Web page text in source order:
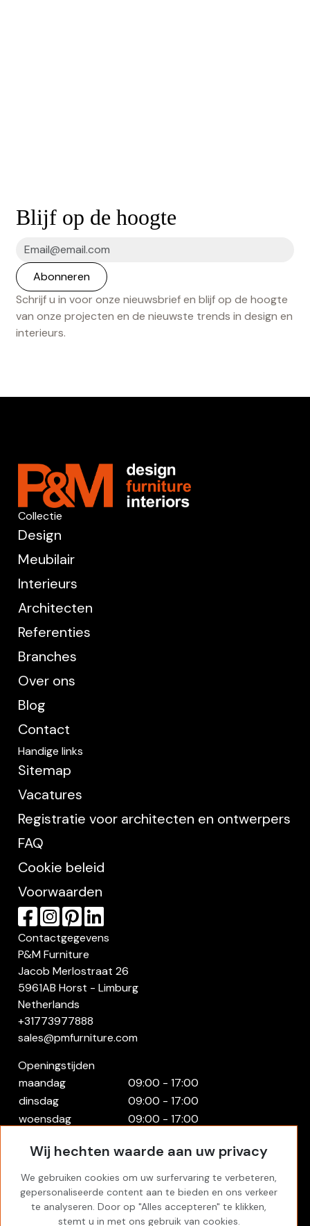
Blijf op de hoogte
Schrijf u in voor onze nieuwsbrief en blijf op de hoogte
van onze projecten en de nieuwste trends in design en
interieurs.
Collectie
Design
Meubilair
Interieurs
Architecten
Referenties
Branches
Over ons
Blog
Contact
Handige links
Sitemap
Vacatures
Registratie voor architecten en ontwerpers
FAQ
Cookie beleid
Voorwaarden
Contactgegevens
P&M Furniture
Jacob Merlostraat 26
5961AB Horst - Limburg
Netherlands
+31773977888
sales@pmfurniture.com
Openingstijden
maandag
09:00 - 17:00
dinsdag
09:00 - 17:00
woensdag
09:00 - 17:00
vrijdag
09:00 - 17:00
zaterdag
Gesloten
zondag
Gesloten
Rekening
Wij hechten waarde aan uw privacy
We gebruiken cookies om uw surfervaring te verbeteren,
gepersonaliseerde content aan te bieden en ons verkeer
te analyseren. Door op "Alles accepteren" te klikken,
stemt u in met ons gebruik van cookies.